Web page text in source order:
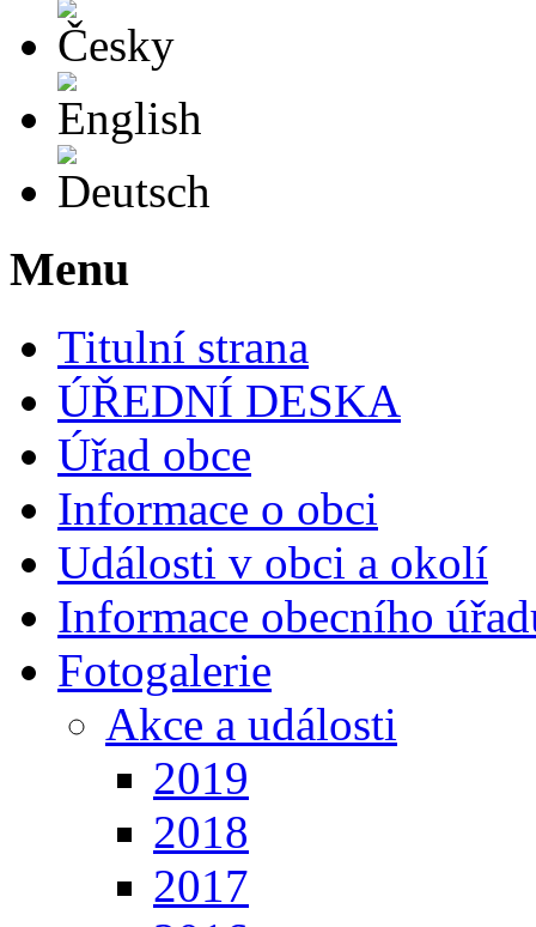
Menu
Titulní strana
ÚŘEDNÍ DESKA
Úřad obce
Informace o obci
Události v obci a okolí
Informace obecního
Fotogalerie
Akce a události
2019
2018
2017